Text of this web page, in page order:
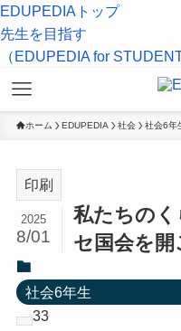
EDUPEDIAトップ
先生を目指す
（EDUPEDIA for STUDENT
ホーム EDUPEDIA 社会 社会6年
印刷
私たちの
セ国会を開
2025
8/01
社会6年生
33